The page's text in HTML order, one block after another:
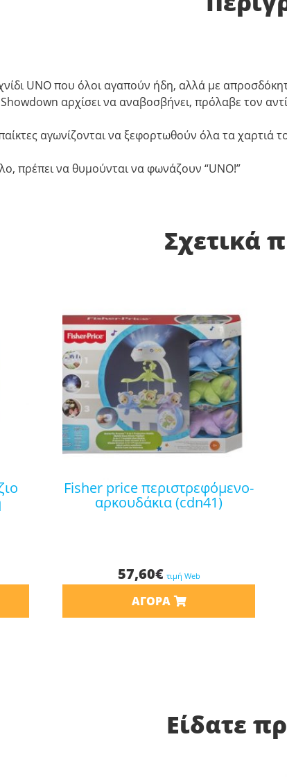
UNO που όλοι αγαπούν ήδη, αλλά με
Showdown αρχίσει να αναβοσβήνει, πρόλαβε τον
αγωνίζονται να ξεφορτωθούν όλα τα χαρτιά
πρέπει να θυμούνται να φωνάζουν “UNO!”
Σχετικά
fisher price περιστρεφόμενο-
αρκουδάκια (cdn41)
57,60€ τιμή Web
ΑΓΟΡΆ
Είδατε